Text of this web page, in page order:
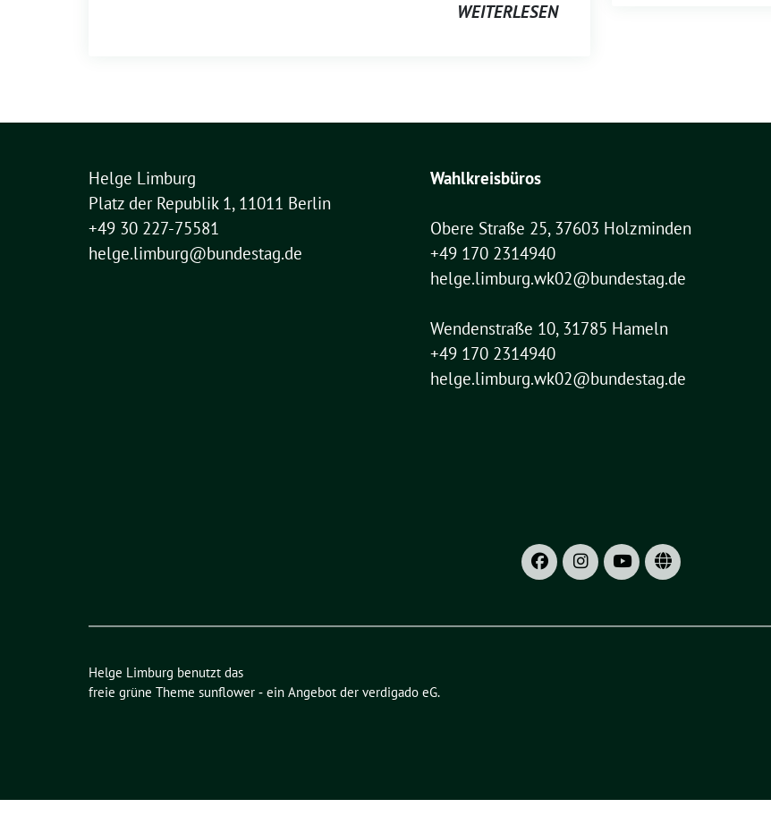
WEITERLESEN
Helge Limburg
Platz der Republik 1, 11011 Berlin
+49 30 227-75581
helge.limburg@bundestag.de
Wahlkreisbüros
Obere Straße 25, 37603 Holzminden
+49 170 2314940
helge.limburg.wk02@bundestag.de
Wendenstraße 10, 31785 Hameln
+49 170 2314940
helge.limburg.wk02@bundestag.de
Helge Limburg benutzt das
freie grüne Theme sunflower ‐ ein Angebot der verdigado eG.